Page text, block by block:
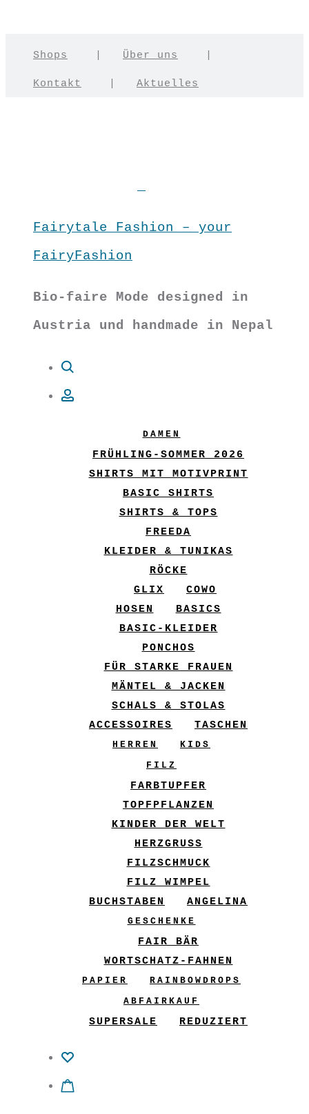
Shops Über uns
Kontakt Aktuelles
Fairytale Fashion – your
FairyFashion
Bio-faire Mode designed in
Austria und handmade in Nepal
DAMEN
FRÜHLING-SOMMER 2026
SHIRTS MIT MOTIVPRINT
BASIC SHIRTS
SHIRTS & TOPS
FREEDA
KLEIDER & TUNIKAS
RÖCKE
GLIX
COWO
HOSEN
BASICS
BASIC-KLEIDER
PONCHOS
FÜR STARKE FRAUEN
MÄNTEL & JACKEN
SCHALS & STOLAS
ACCESSOIRES
TASCHEN
HERREN
KIDS
FILZ
FARBTUPFER
TOPFPFLANZEN
KINDER DER WELT
HERZGRUSS
FILZSCHMUCK
FILZ WIMPEL
BUCHSTABEN
ANGELINA
GESCHENKE
FAIR BÄR
WORTSCHATZ-FAHNEN
PAPIER
RAINBOWDROPS
ABFAIRKAUF
SUPERSALE REDUZIERT